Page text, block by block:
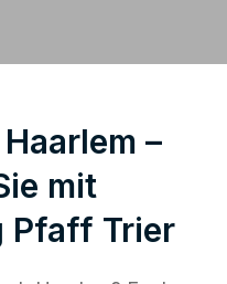
–
mit
Pfaff Trier